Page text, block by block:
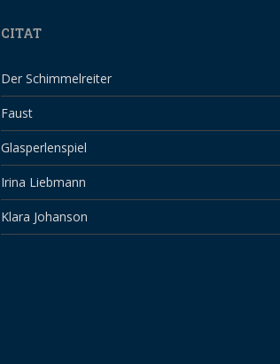
CITAT
Der Schimmelreiter
Faust
Glasperlenspiel
Irina Liebmann
Klara Johanson